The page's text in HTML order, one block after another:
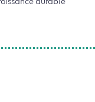
durable